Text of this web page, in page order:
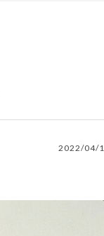
2022/04/